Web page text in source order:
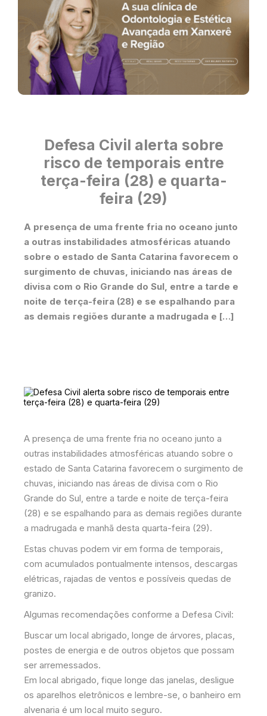
Defesa Civil alerta sobre
risco de temporais entre
terça-feira (28) e quarta-
feira (29)
A presença de uma frente fria no oceano junto
a outras instabilidades atmosféricas atuando
sobre o estado de Santa Catarina favorecem o
surgimento de chuvas, iniciando nas áreas de
divisa com o Rio Grande do Sul, entre a tarde e
noite de terça-feira (28) e se espalhando para
as demais regiões durante a madrugada e […]
A presença de uma frente fria no oceano junto a
outras instabilidades atmosféricas atuando sobre o
estado de Santa Catarina favorecem o surgimento de
chuvas, iniciando nas áreas de divisa com o Rio
Grande do Sul, entre a tarde e noite de terça-feira
(28) e se espalhando para as demais regiões durante
a madrugada e manhã desta quarta-feira (29).
Estas chuvas podem vir em forma de temporais,
com acumulados pontualmente intensos, descargas
elétricas, rajadas de ventos e possíveis quedas de
granizo.
Algumas recomendações conforme a Defesa Civil:
Buscar um local abrigado, longe de árvores, placas,
postes de energia e de outros objetos que possam
ser arremessados.
Em local abrigado, fique longe das janelas, desligue
os aparelhos eletrônicos e lembre-se, o banheiro em
alvenaria é um local muito seguro.